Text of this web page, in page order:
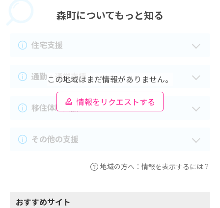
森町についてもっと知る
この地域はまだ情報がありません。
情報をリクエストする
住宅支援
通勤・通学支援
移住体験支援
その他の支援
地域の方へ：情報を表示するには？
おすすめサイト